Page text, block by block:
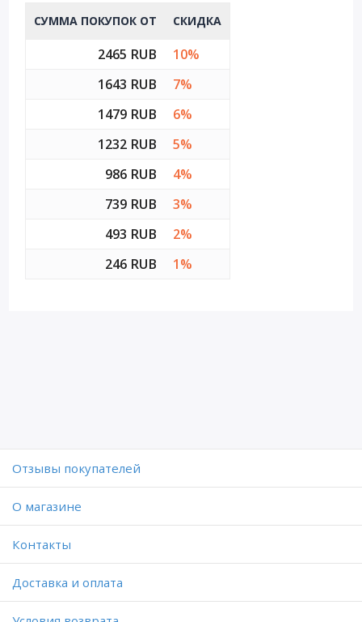
СУММА ПОКУПОК ОТ СКИДКА
2465 RUB
10%
1643 RUB
7%
1479 RUB
6%
1232 RUB
5%
986 RUB
4%
739 RUB
3%
493 RUB
2%
246 RUB
1%
Отзывы покупателей
O магазине
Контакты
Доставка и оплата